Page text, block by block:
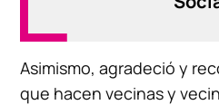
Asimismo, agradeció y
que hacen vecinas y